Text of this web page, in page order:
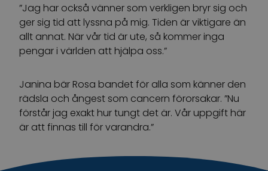
”Jag har också vänner som verkligen bryr sig och
ger sig tid att lyssna på mig. Tiden är viktigare än
allt annat. När vår tid är ute, så kommer inga
pengar i världen att hjälpa oss.”
Janina bär Rosa bandet för alla som känner den
rädsla och ångest som cancern förorsakar. ”Nu
förstår jag exakt hur tungt det är. Vår uppgift här
är att finnas till för varandra.”